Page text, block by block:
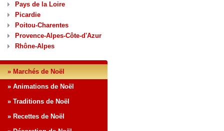
Pays de la Loire
Picardie
Poitou-Charentes
Provence-Alpes-Côte-d'Azur
Rhône-Alpes
» Marchés de Noël
» Animations de Noël
» Traditions de Noël
» Recettes de Noël